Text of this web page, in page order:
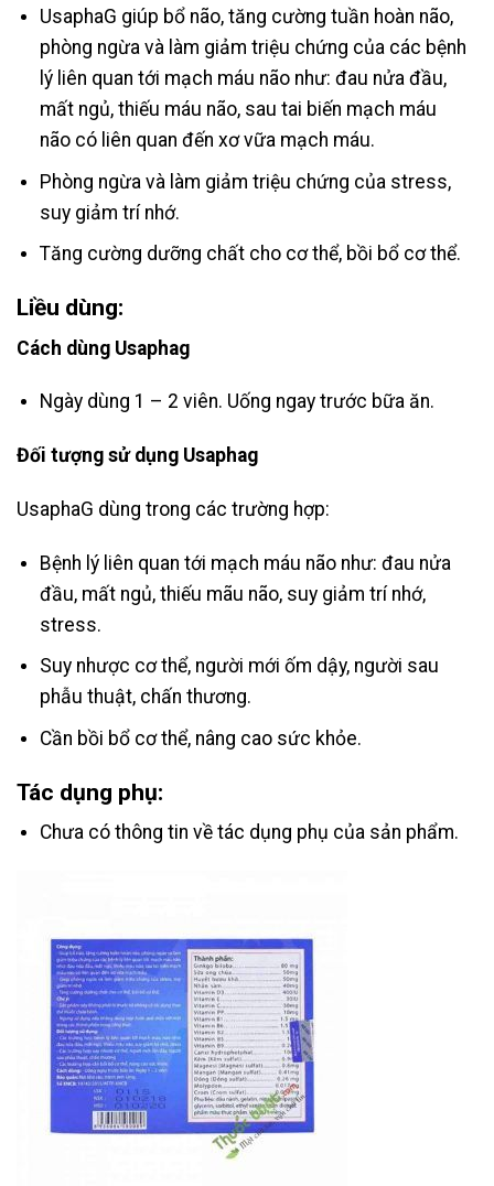
UsaphaG giúp bổ não, tăng cường tuần hoàn não,
phòng ngừa và làm giảm triệu chứng của các bệnh
lý liên quan tới mạch máu não như: đau nửa đầu,
mất ngủ, thiếu máu não, sau tai biến mạch máu
não có liên quan đến xơ vữa mạch máu.
Phòng ngừa và làm giảm triệu chứng của stress,
suy giảm trí nhớ.
Tăng cường dưỡng chất cho cơ thể, bồi bổ cơ thể.
Liều dùng:
Cách dùng Usaphag
Ngày dùng 1 – 2 viên. Uống ngay trước bữa ăn.
Đối tượng sử dụng Usaphag
UsaphaG dùng trong các trường hợp:
Bệnh lý liên quan tới mạch máu não như: đau nửa
đầu, mất ngủ, thiếu mãu não, suy giảm trí nhớ,
stress.
Suy nhược cơ thể, người mới ốm dậy, người sau
phẫu thuật, chấn thương.
Cần bồi bổ cơ thể, nâng cao sức khỏe.
Tác dụng phụ:
Chưa có thông tin về tác dụng phụ của sản phẩm.